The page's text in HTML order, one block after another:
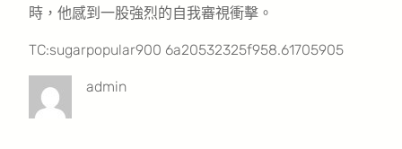
時，他感到一股強烈的自我審視衝擊。
TC:sugarpopular900 6a20532325f958.61705905
admin